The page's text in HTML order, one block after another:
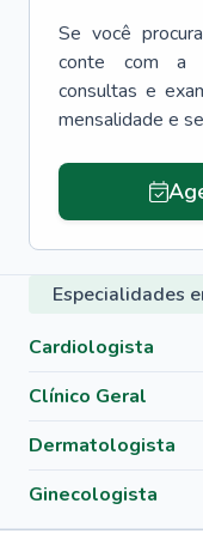
Se você
conte com a
consultas e
mensalidade e
Especialidades
Cardiologista
Clínico Geral
Dermatologista
Ginecologista